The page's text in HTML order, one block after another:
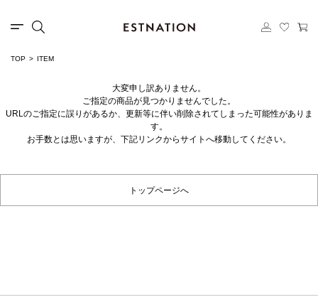
TOP ITEM
大変申し訳ありません。
ご指定の商品が見つかりませんでした。
URLのご指定に誤りがあるか、更新等に伴い削除されてしまった可能性がありま
す。
お手数とは思いますが、下記リンクからサイトへ移動してください。
トップページへ